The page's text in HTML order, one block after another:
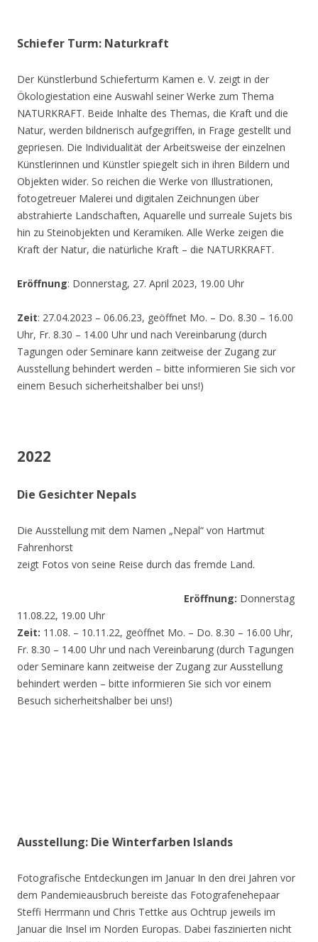
Schiefer Turm: Naturkraft
Der Künstlerbund Schieferturm Kamen e. V. zeigt in der
Ökologiestation eine Auswahl seiner Werke zum Thema
NATURKRAFT. Beide Inhalte des Themas, die Kraft und die
Natur, werden bildnerisch aufgegriffen, in Frage gestellt und
gepriesen. Die Individualität der Arbeitsweise der einzelnen
Künstlerinnen und Künstler spiegelt sich in ihren Bildern und
Objekten wider. So reichen die Werke von Illustrationen,
fotogetreuer Malerei und digitalen Zeichnungen über
abstrahierte Landschaften, Aquarelle und surreale Sujets bis
hin zu Steinobjekten und Keramiken. Alle Werke zeigen die
Kraft der Natur, die natürliche Kraft – die NATURKRAFT.
Eröffnung: Donnerstag, 27. April 2023, 19.00 Uhr
Zeit: 27.04.2023 – 06.06.23, geöffnet Mo. – Do. 8.30 – 16.00
Uhr, Fr. 8.30 – 14.00 Uhr und nach Vereinbarung (durch
Tagungen oder Seminare kann zeitweise der Zugang zur
Ausstellung behindert werden – bitte informieren Sie sich vor
einem Besuch sicherheitshalber bei uns!)
2022
Die Gesichter Nepals
Die Ausstellung mit dem Namen „Nepal“ von Hartmut
Fahrenhorst
zeigt Fotos von seine Reise durch das fremde Land.
Eröffnung: Donnerstag
11.08.22, 19.00 Uhr
Zeit: 11.08. – 10.11.22, geöffnet Mo. – Do. 8.30 – 16.00 Uhr,
Fr. 8.30 – 14.00 Uhr und nach Vereinbarung (durch Tagungen
oder Seminare kann zeitweise der Zugang zur Ausstellung
behindert werden – bitte informieren Sie sich vor einem
Besuch sicherheitshalber bei uns!)
Ausstellung: Die Winterfarben Islands
Fotografische Entdeckungen im Januar In den drei Jahren vor
dem Pandemieausbruch bereiste das Fotografenehepaar
Steffi Herrmann und Chris Tettke aus Ochtrup jeweils im
Januar die Insel im Norden Europas. Dabei faszinierten nicht